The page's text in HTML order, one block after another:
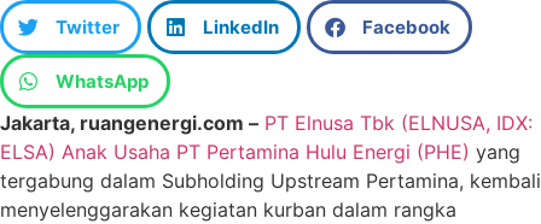
Twitter LinkedIn Facebook
WhatsApp
Jakarta, ruangenergi.com – PT Elnusa Tbk (ELNUSA, IDX:
ELSA) Anak Usaha PT Pertamina Hulu Energi (PHE) yang
tergabung dalam Subholding Upstream Pertamina, kembali
menyelenggarakan kegiatan kurban dalam rangka